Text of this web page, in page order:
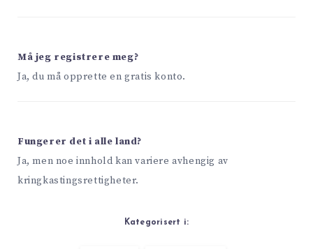
Må jeg registrere meg?
Ja, du må opprette en gratis konto.
Fungerer det i alle land?
Ja, men noe innhold kan variere avhengig av
kringkastingsrettigheter.
Kategorisert i: